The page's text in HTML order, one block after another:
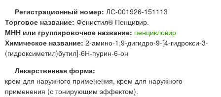
Регистрационный номер: ЛС-001926-151113
Торговое название: Фенистил® Пенцивир.
МНН или группировочное название: пенцикловир
Химическое название: 2-амино-1,9-дигидро-9-[4-гидрокси-3-
(гидроксиметил)бутил]-6Н-пурин-6-он
Лекарственная форма:
крем для наружного применения, крем для наружного
применения (с тонирующим эффектом).